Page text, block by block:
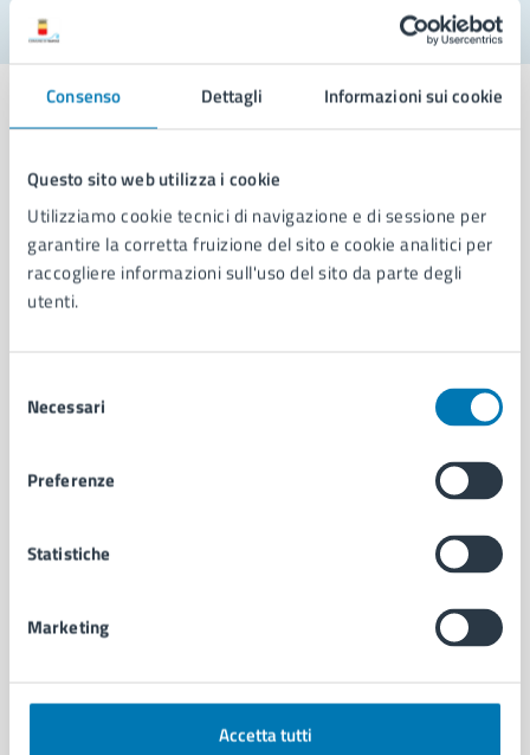
Consenso Dettagli Informazioni sui cookie
Questo sito web utilizza i cookie
Utilizziamo cookie tecnici di navigazione e di sessione per
garantire la corretta fruizione del sito e cookie analitici per
raccogliere informazioni sull'uso del sito da parte degli
utenti.
delNecessari
Preferenze
Statistiche
Marketing
Accetta tutti
Comune di Napoli
AMMINISTRAZIONE
Aree amministrative
Enti e fondazioni
Personale amministrativo
Autorizzazioni